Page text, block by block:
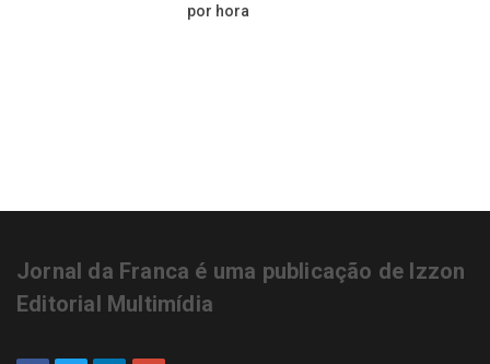
por hora
Jornal da Franca é uma publicação de Izzon
Editorial Multimídia